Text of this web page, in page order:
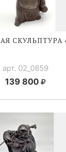
СКУЛЬПТУРА
арт. 02_0859
139 800